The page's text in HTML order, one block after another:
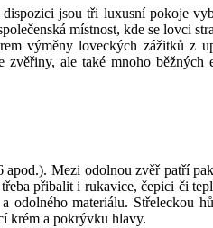
jsou tři luxusní pokoje
místnost, kde se lovci
výměny loveckých zážitků z
zvěřiny, ale také mnoho běžných
Mezi odolnou zvěř patří
přibalit i rukavice, čepici či
odolného materiálu. Střeleckou
krém a pokrývku hlavy.